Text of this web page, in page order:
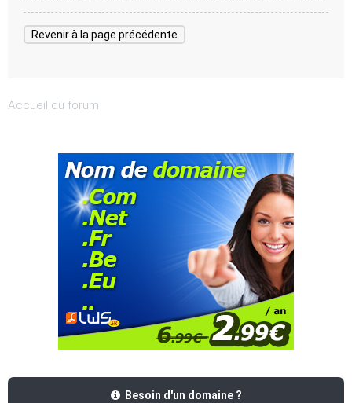
Revenir à la page précédente
Accueil du forum
Besoin d'un domaine ?